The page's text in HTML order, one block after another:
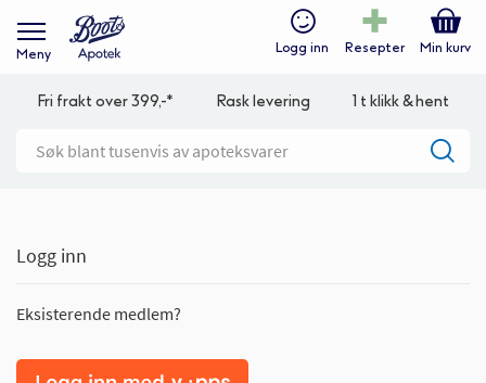
Meny Logg inn Resepter Min kurv
Fri frakt over 399,-* Rask levering 1 t klikk & hent
Logg inn
Eksisterende medlem?